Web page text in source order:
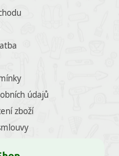
údajů
zboží